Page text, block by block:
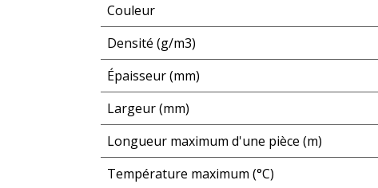
Couleur
Densité (g/m3)
Épaisseur (mm)
Largeur (mm)
Longueur maximum d'une pièce (m)
Température maximum (°C)